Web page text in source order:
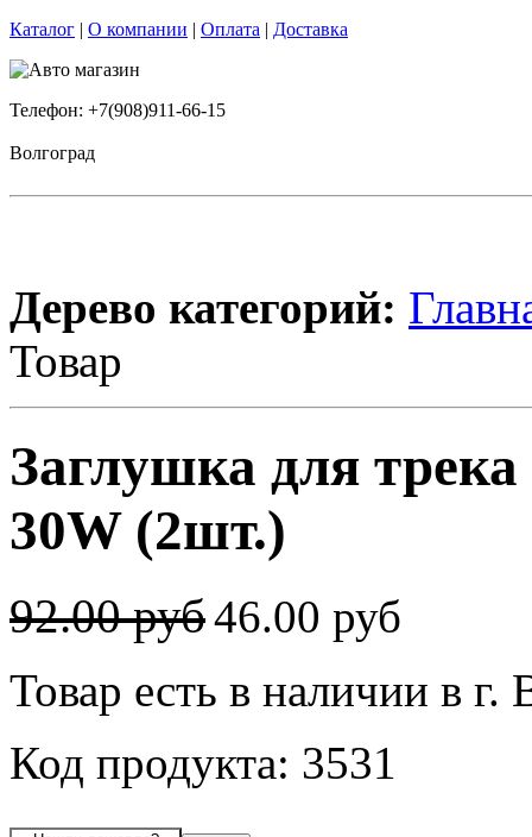
Каталог | О компании | Оплата | Доставка
Телефон: +7(908)911-66-15
Волгоград
Дерево категорий:
Товар
Заглушка для
30W (2шт.)
92.00 руб46.00 руб
Товар есть в наличии в г.
Код продукта: 3531